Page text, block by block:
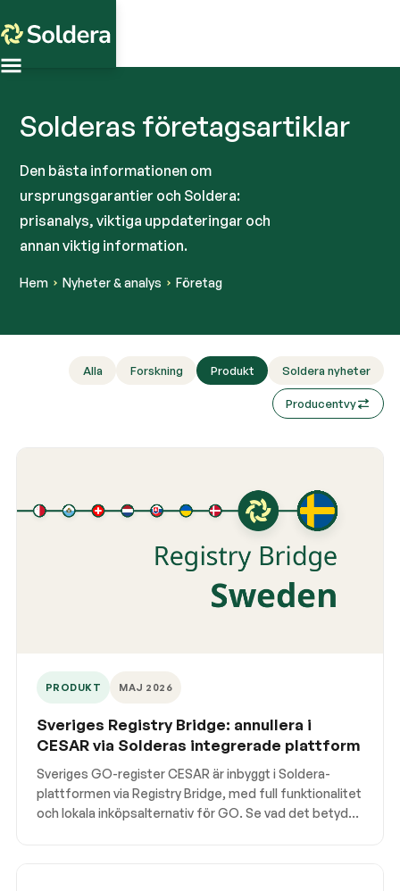
Solderas företagsartiklar
Den bästa informationen om
ursprungsgarantier och Soldera:
prisanalys, viktiga uppdateringar och
annan viktig information.
Hem Nyheter & analys Företag
Alla Forskning Produkt Soldera nyheter
Producentvy
PRODUKT MAJ 2026
Sveriges Registry Bridge: annullera i
CESAR via Solderas integrerade plattform
Sveriges GO-register CESAR är inbyggt i Soldera-
plattformen via Registry Bridge, med full funktionalitet
och lokala inköpsalternativ för GO. Se vad det betyder